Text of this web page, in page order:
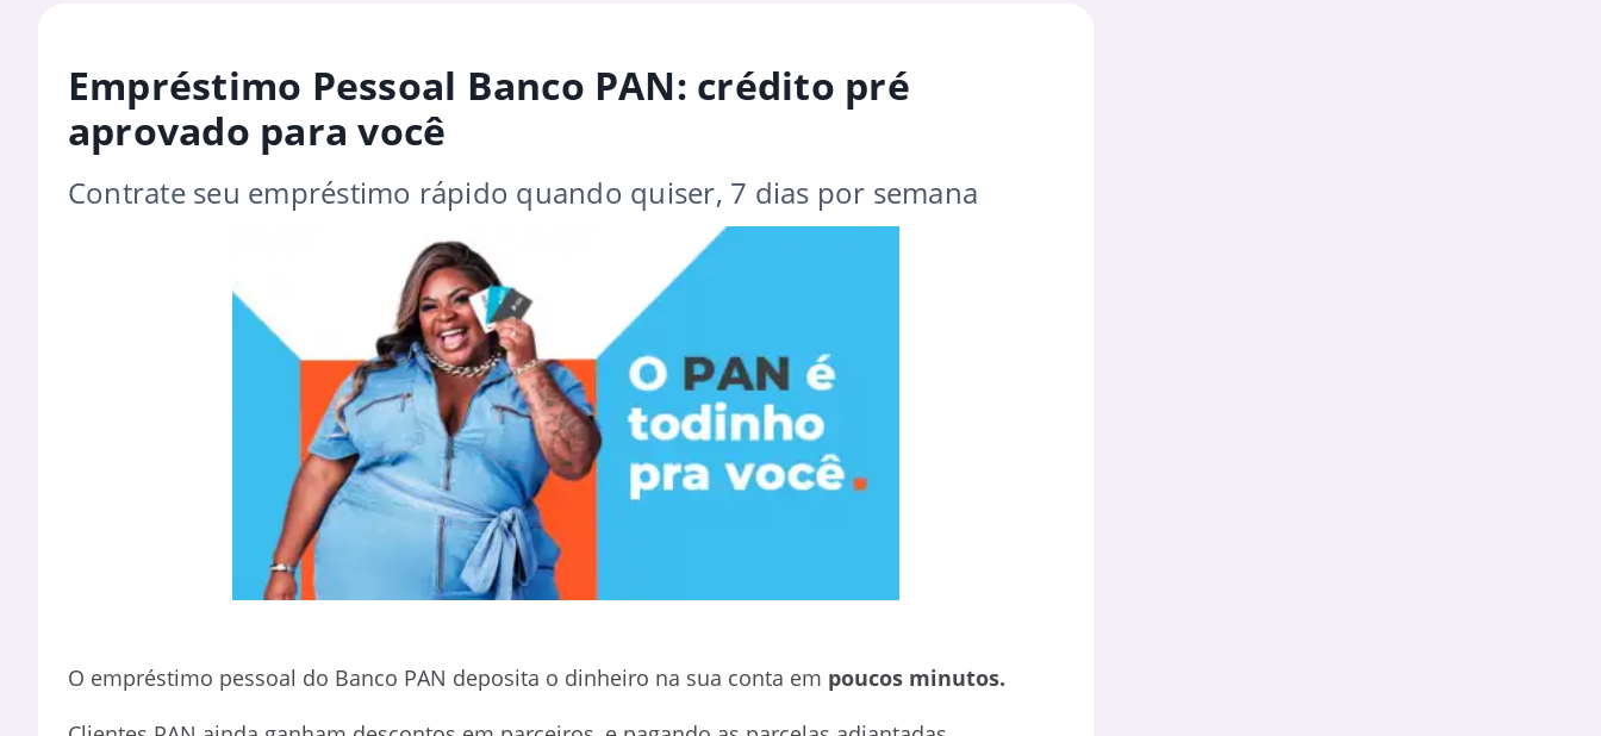
Empréstimo Pessoal Banco PAN: crédito pré
aprovado para você
Contrate seu empréstimo rápido quando quiser, 7 dias por semana
O empréstimo pessoal do Banco PAN deposita o dinheiro na sua conta em poucos minutos.